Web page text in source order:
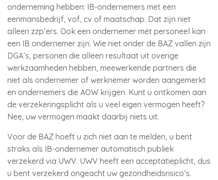
onderneming hebben: IB-ondernemers met een
eenmansbedrijf, vof, cv of maatschap. Dat zijn niet
alleen zzp’ers. Ook een ondernemer mét personeel kan
een IB ondernemer zijn. Wie niet onder de BAZ vallen zijn
DGA’s, personen die alleen resultaat uit overige
werkzaamheden hebben, meewerkende partners die
niet als ondernemer of werknemer worden aangemerkt
en ondernemers die AOW krijgen. Kunt u ontkomen aan
de verzekeringsplicht als u veel eigen vermogen heeft?
Nee, uw vermogen maakt daarbij niets uit.
Voor de BAZ hoeft u zich niet aan te melden, u bent
straks als IB-ondernemer automatisch publiek
verzekerd via UWV. UWV heeft een acceptatieplicht, dus
u bent verzekerd ongeacht uw gezondheidsrisico’s.